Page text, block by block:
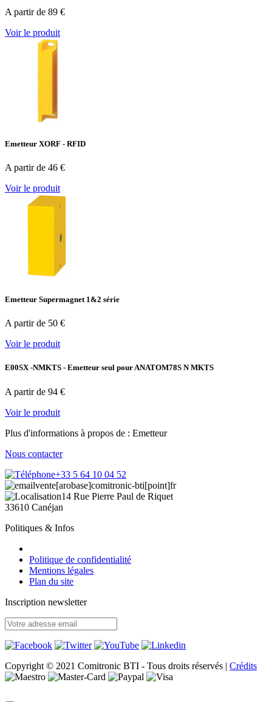
A partir de 89 €
Voir le produit
Emetteur XORF - RFID
A partir de 46 €
Voir le produit
Emetteur Supermagnet 1&2 série
A partir de 50 €
Voir le produit
E00SX -NMKTS - Emetteur seul pour ANATOM78S N MKTS
A partir de 94 €
Voir le produit
Plus d'informations à propos de : Emetteur
Nous contacter
+33 5 64 10 04 52
vente[arobase]comitronic-bti[point]fr
14 Rue Pierre Paul de Riquet
33610 Canéjan
Politiques & Infos
Politique de confidentialité
Mentions légales
Plan du site
Inscription newsletter
Copyright © 2021 Comitronic BTI - Tous droits réservés | Crédits